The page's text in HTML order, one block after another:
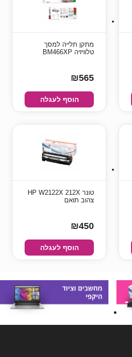
מתקן תלייה למסך
טלוויזיה BM466XP
₪565
הוסף לעגלה
טונר HP W2122X 212X
צהוב תואם
₪450
הוסף לעגלה